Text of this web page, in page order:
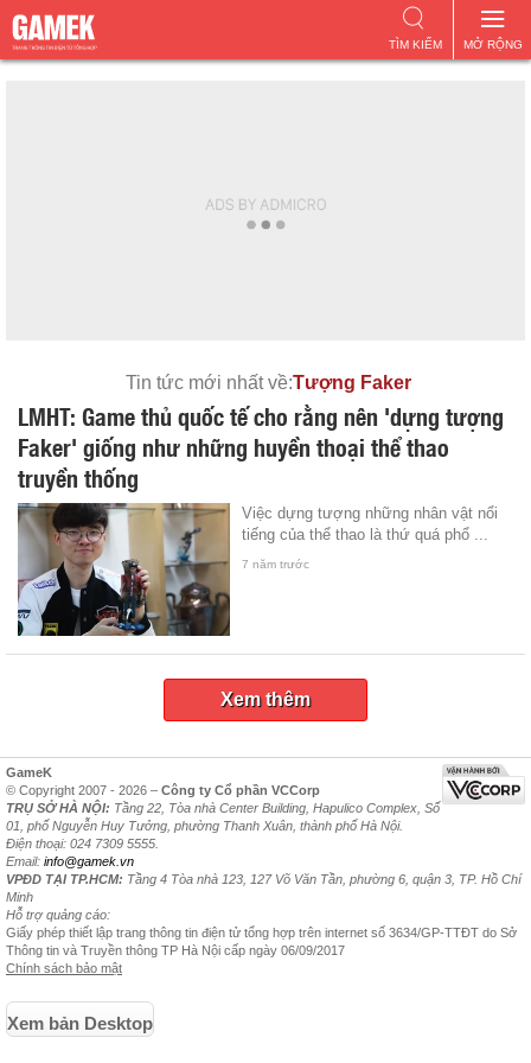
MỞ RỘNG
TÌM KIẾM
Tin tức mới nhất về:Tượng Faker
LMHT: Game thủ quốc tế cho rằng nên 'dựng tượng
Faker' giống như những huyền thoại thể thao
truyền thống
Việc dựng tượng những nhân vật nổi
tiếng của thể thao là thứ quá phổ ...
7 năm trước
Xem thêm
GameK
© Copyright 2007 - 2026 – Công ty Cổ phần VCCorp
TRỤ SỞ HÀ NỘI: Tầng 22, Tòa nhà Center Building, Hapulico Complex, Số
01, phố Nguyễn Huy Tưởng, phường Thanh Xuân, thành phố Hà Nội.
Điện thoại: 024 7309 5555.
Email: info@gamek.vn
VPĐD TẠI TP.HCM: Tầng 4 Tòa nhà 123, 127 Võ Văn Tần, phường 6, quận 3, TP. Hồ Chí
Minh
Hỗ trợ quảng cáo:
Giấy phép thiết lập trang thông tin điện tử tổng hợp trên internet số 3634/GP-TTĐT do Sở
Thông tin và Truyền thông TP Hà Nội cấp ngày 06/09/2017
Chính sách bảo mật
Xem bản Desktop